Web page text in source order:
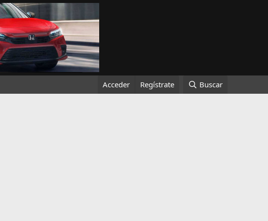
Acceder Regístrate Buscar